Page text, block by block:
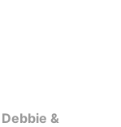
Debbie &